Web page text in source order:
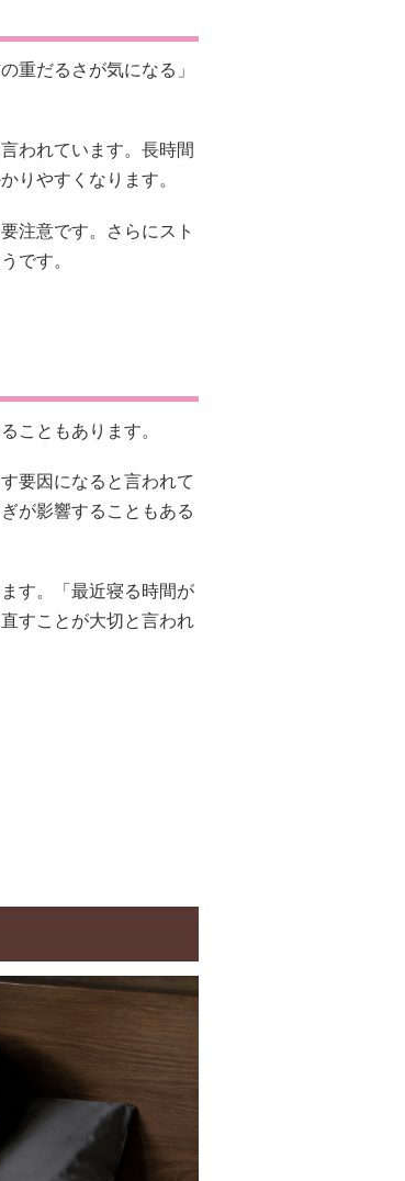
重だるさが気になる」
われています。長時間
りやすくなります。
注意です。さらにスト
です。
こともあります。
要因になると言われて
が影響することもある
す。「最近寝る時間が
すことが大切と言われ